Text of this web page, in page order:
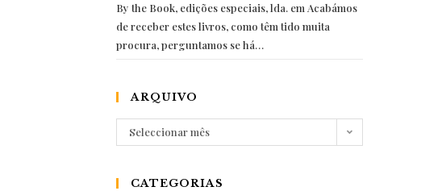
By the Book, edições especiais, lda. em Acabámos
de receber estes livros, como têm tido muita
procura, perguntamos se há…
ARQUIVO
Arquivo
Seleccionar mês
CATEGORIAS